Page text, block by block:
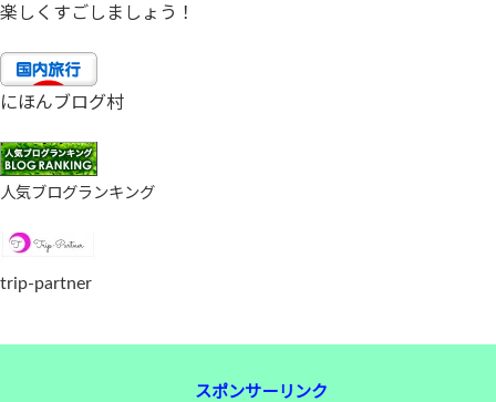
楽しくすごしましょう！
にほんブログ村
人気ブログランキング
trip-partner
スポンサーリンク